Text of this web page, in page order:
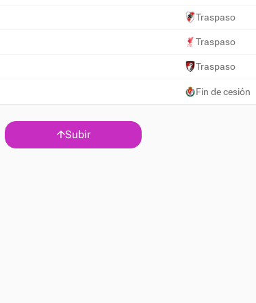
Traspaso
Traspaso
Traspaso
Fin de cesión
Subir